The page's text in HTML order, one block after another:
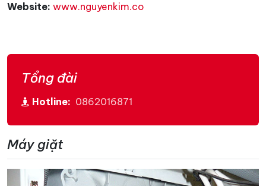
Website: www.nguyenkim.co
Tổng đài
Hotline: 0862016871
Máy giặt